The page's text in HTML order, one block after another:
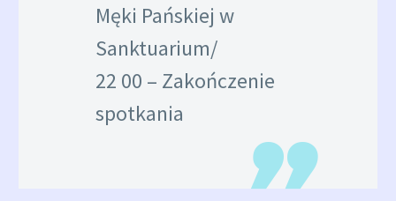
Męki Pańskiej w
Sanktuarium/
22 00 – Zakończenie
spotkania